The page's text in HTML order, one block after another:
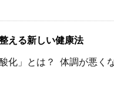
える新しい健康法
化」とは？ 体調が悪く